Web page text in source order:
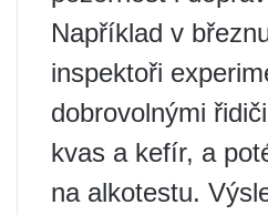
Například v
inspektoři
dobrovolnými
kvas a kefír, a
na alkotestu.